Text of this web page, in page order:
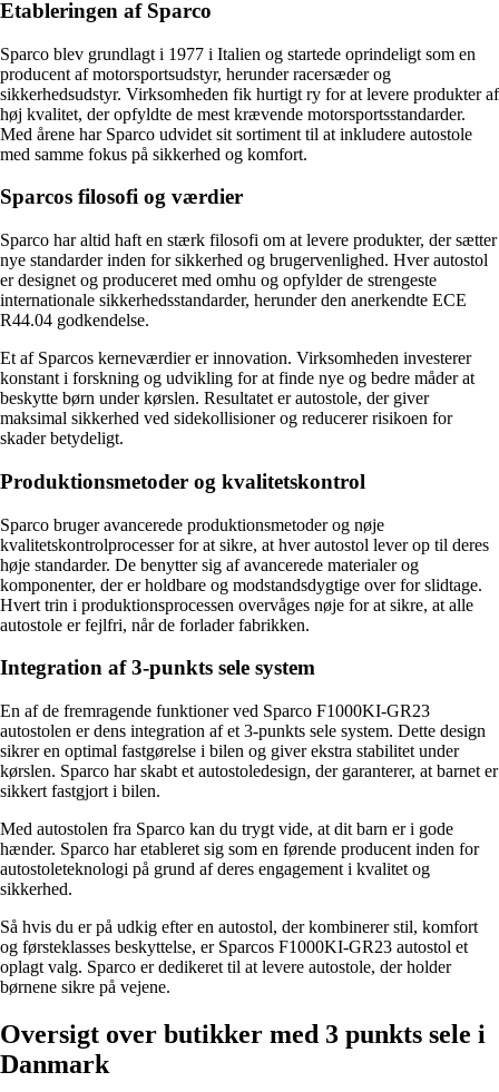
Etableringen af Sparco
Sparco blev grundlagt i 1977 i Italien og startede oprindeligt som en
producent af motorsportsudstyr, herunder racersæder og
sikkerhedsudstyr. Virksomheden fik hurtigt ry for at levere produkter af
høj kvalitet, der opfyldte de mest krævende motorsportsstandarder.
Med årene har Sparco udvidet sit sortiment til at inkludere autostole
med samme fokus på sikkerhed og komfort.
Sparcos filosofi og værdier
Sparco har altid haft en stærk filosofi om at levere produkter, der sætter
nye standarder inden for sikkerhed og brugervenlighed. Hver autostol
er designet og produceret med omhu og opfylder de strengeste
internationale sikkerhedsstandarder, herunder den anerkendte ECE
R44.04 godkendelse.
Et af Sparcos kerneværdier er innovation. Virksomheden investerer
konstant i forskning og udvikling for at finde nye og bedre måder at
beskytte børn under kørslen. Resultatet er autostole, der giver
maksimal sikkerhed ved sidekollisioner og reducerer risikoen for
skader betydeligt.
Produktionsmetoder og kvalitetskontrol
Sparco bruger avancerede produktionsmetoder og nøje
kvalitetskontrolprocesser for at sikre, at hver autostol lever op til deres
høje standarder. De benytter sig af avancerede materialer og
komponenter, der er holdbare og modstandsdygtige over for slidtage.
Hvert trin i produktionsprocessen overvåges nøje for at sikre, at alle
autostole er fejlfri, når de forlader fabrikken.
Integration af 3-punkts sele system
En af de fremragende funktioner ved Sparco F1000KI-GR23
autostolen er dens integration af et 3-punkts sele system. Dette design
sikrer en optimal fastgørelse i bilen og giver ekstra stabilitet under
kørslen. Sparco har skabt et autostoledesign, der garanterer, at barnet er
sikkert fastgjort i bilen.
Med autostolen fra Sparco kan du trygt vide, at dit barn er i gode
hænder. Sparco har etableret sig som en førende producent inden for
autostoleteknologi på grund af deres engagement i kvalitet og
sikkerhed.
Så hvis du er på udkig efter en autostol, der kombinerer stil, komfort
og førsteklasses beskyttelse, er Sparcos F1000KI-GR23 autostol et
oplagt valg. Sparco er dedikeret til at levere autostole, der holder
børnene sikre på vejene.
Oversigt over butikker med 3 punkts sele i
Danmark